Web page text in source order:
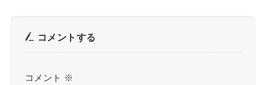
コメントする
コメント ※